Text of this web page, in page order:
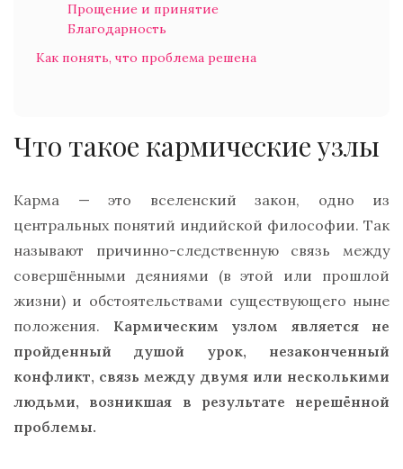
Прощение и принятие
Благодарность
Как понять, что проблема решена
Что такое кармические узлы
Карма — это вселенский закон, одно из
центральных понятий индийской философии. Так
называют причинно-следственную связь между
совершёнными деяниями (в этой или прошлой
жизни) и обстоятельствами существующего ныне
положения. Кармическим узлом является не
пройденный душой урок, незаконченный
конфликт, связь между двумя или несколькими
людьми, возникшая в результате нерешённой
проблемы.